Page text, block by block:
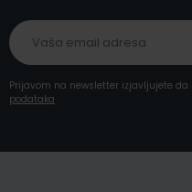
Prijavom na newsletter izjavljujete
podataka